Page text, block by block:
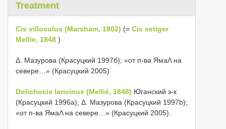
Treatment
Cis villosulus (Marsham, 1802) (= Cis setiger
Mellie, 1848 )
Δ. Мазурова (Красуцкий 1997б); «от п-ва ЯмаΛ на
севере…» (Красуцкий 2005)
Dolichocis laricinus (Mellié, 1848) Юганский з-к
(Красуцкий 1996а); Δ. Мазурова (Красуцкий 1997b);
«от п-ва ЯмаΛ на севере…» (Красуцкий 2005).